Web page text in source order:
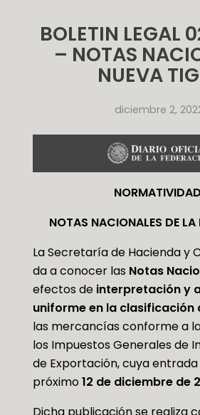
BOLETIN LEGAL
– NOTAS
NUEVA
diciembre 2,
NOTAS NACIONALES DE LA
La Secretaría de Hacienda y
da a conocer las Notas
efectos de interpretación y
uniforme en la clasificación
las mercancías conforme a
los Impuestos Generales de
de Exportación, cuya
próximo12 de diciembre de